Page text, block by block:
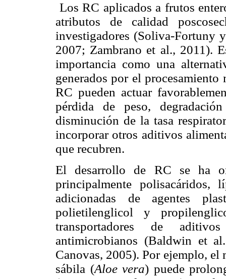
Los RC aplicados a frutos
atributos de calidad
investigadores (Soliva-Fortuny
2007; Zambrano et al., 2011).
importancia como una
generados por el
RC pueden actuar
pérdida de peso,
disminución de la tasa
incorporar otros aditivos
que recubren.
El desarrollo de RC se ha
principalmente
adicionadas de agentes
polietilenglicol y
transportadores de
antimicrobianos (Baldwin et
Canovas, 2005). Por ejemplo,
sábila (Aloe vera) puede